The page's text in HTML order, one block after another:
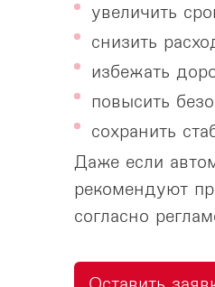
увеличить
снизить
избежать
повысить
сохранить
Даже если
рекомендуют
согласно